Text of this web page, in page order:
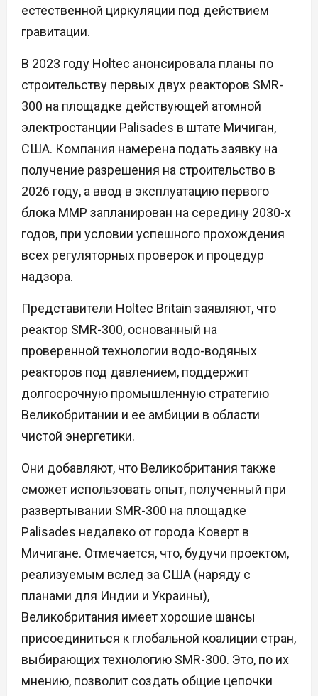
естественной циркуляции под действием
гравитации.
В 2023 году Holtec анонсировала планы по
строительству первых двух реакторов SMR-
300 на площадке действующей атомной
электростанции Palisades в штате Мичиган,
США. Компания намерена подать заявку на
получение разрешения на строительство в
2026 году, а ввод в эксплуатацию первого
блока ММР запланирован на середину 2030-х
годов, при условии успешного прохождения
всех регуляторных проверок и процедур
надзора.
Представители Holtec Britain заявляют, что
реактор SMR-300, основанный на
проверенной технологии водо-водяных
реакторов под давлением, поддержит
долгосрочную промышленную стратегию
Великобритании и ее амбиции в области
чистой энергетики.
Они добавляют, что Великобритания также
сможет использовать опыт, полученный при
развертывании SMR-300 на площадке
Palisades недалеко от города Коверт в
Мичигане. Отмечается, что, будучи проектом,
реализуемым вслед за США (наряду с
планами для Индии и Украины),
Великобритания имеет хорошие шансы
присоединиться к глобальной коалиции стран,
выбирающих технологию SMR-300. Это, по их
мнению, позволит создать общие цепочки